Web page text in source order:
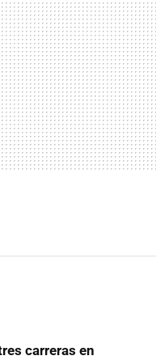
carreras en